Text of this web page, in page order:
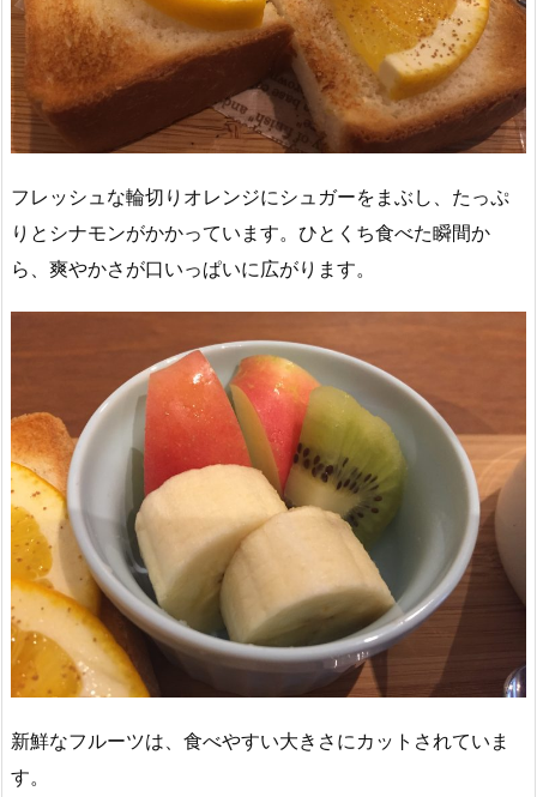
フレッシュな輪切りオレンジにシュガーをまぶし、たっぷ
りとシナモンがかかっています。ひとくち食べた瞬間か
ら、爽やかさが口いっぱいに広がります。
新鮮なフルーツは、食べやすい大きさにカットされていま
す。